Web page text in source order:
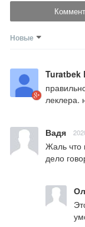
Новые
Turatbek
леклера.
Вадя
Жаль что
дело